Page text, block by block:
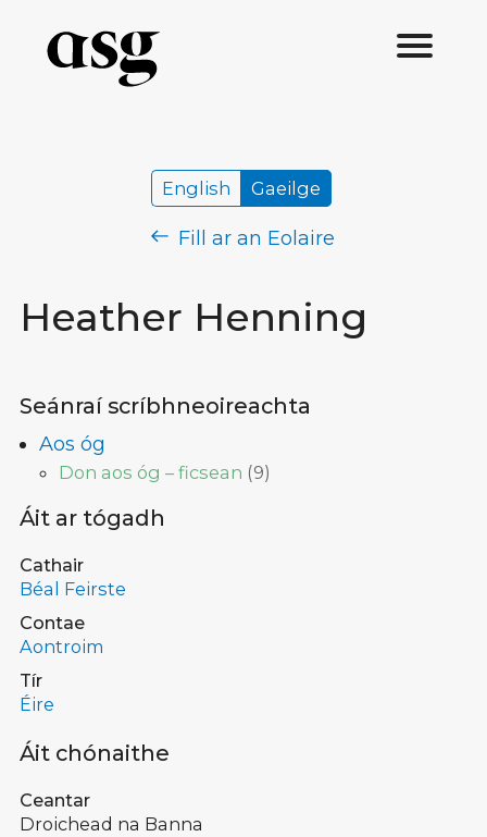
Heather Henning
English Gaeilge
Fill ar an Eolaire
Seánraí scríbhneoireachta
Aos óg
Don aos óg – ficsean (9)
Áit ar tógadh
Cathair
Béal Feirste
Contae
Aontroim
Tír
Éire
Áit chónaithe
Ceantar
Droichead na Banna